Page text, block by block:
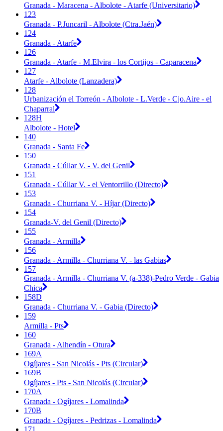
Granada - Maracena - Albolote - Atarfe (Universitario)
123
Granada - P.Juncaril - Albolote (Ctra.Jaén)
124
Granada - Atarfe
126
Granada - Atarfe - M.Elvira - los Cortijos - Caparacena
127
Atarfe - Albolote (Lanzadera)
128
Urbanización el Torreón - Albolote - L.Verde - Cjo.Aire - el
Chaparral
128H
Albolote - Hotel
140
Granada - Santa Fe
150
Granada - Cúllar V. - V. del Genil
151
Granada - Cúllar V. - el Ventorrillo (Directo)
153
Granada - Churriana V. - Híjar (Directo)
154
Granada-V. del Genil (Directo)
155
Granada - Armilla
156
Granada - Armilla - Churriana V. - las Gabias
157
Granada - Armilla - Churriana V. (a-338)-Pedro Verde - Gabia
Chica
158D
Granada - Churriana V. - Gabia (Directo)
159
Armilla - Pts
160
Granada - Alhendín - Otura
169A
Ogíjares - San Nicolás - Pts (Circular)
169B
Ogíjares - Pts - San Nicolás (Circular)
170A
Granada - Ogíjares - Lomalinda
170B
Granada - Ogíjares - Pedrizas - Lomalinda
171